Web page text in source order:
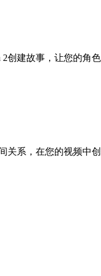
创建故事，让您的角
关系，在您的视频中